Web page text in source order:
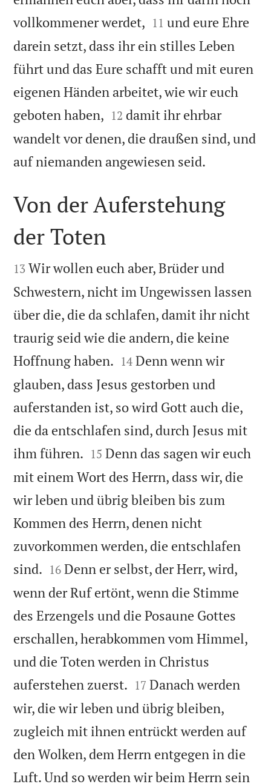
vollkommener werdet, 

11 und eure Ehre
darein setzt, dass ihr ein stilles Leben
führt und das Eure schafft und mit euren
eigenen Händen arbeitet, wie wir euch
geboten haben, 

12 damit ihr ehrbar
wandelt vor denen, die draußen sind, und
auf niemanden angewiesen seid.

Von der Auferstehung
der Toten

13 Wir wollen euch aber, Brüder und
Schwestern, nicht im Ungewissen lassen
über die, die da schlafen, damit ihr nicht
traurig seid wie die andern, die keine
Hoffnung haben. 

14 Denn wenn wir
glauben, dass Jesus gestorben und
auferstanden ist, so wird Gott auch die,
die da entschlafen sind, durch Jesus mit
ihm führen. 

15 Denn das sagen wir euch
mit einem Wort des Herrn, dass wir, die
wir leben und übrig bleiben bis zum
Kommen des Herrn, denen nicht
zuvorkommen werden, die entschlafen
sind. 

16 Denn er selbst, der Herr, wird,
wenn der Ruf ertönt, wenn die Stimme
des Erzengels und die Posaune Gottes
erschallen, herabkommen vom Himmel,
und die Toten werden in Christus
auferstehen zuerst. 

17 Danach werden
wir, die wir leben und übrig bleiben,
zugleich mit ihnen entrückt werden auf
den Wolken, dem Herrn entgegen in die
Luft. Und so werden wir beim Herrn sein